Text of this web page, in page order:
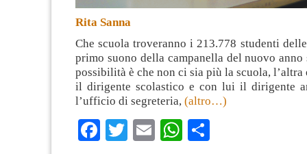
Rita Sanna
Che scuola troveranno i 213.778 studenti
primo suono della campanella del nuovo anno
possibilità è che non ci sia più la scuola, l’altra
il dirigente scolastico e con lui il dirigente
l’ufficio di segreteria, (altro…)
Facebook
TwitterEmailWhatsApp